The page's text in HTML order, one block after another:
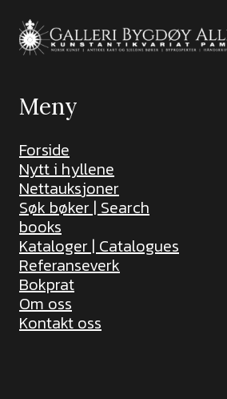
Meny
Forside
Nytt i hyllene
Nettauksjoner
Søk bøker | Search
books
Kataloger | Catalogues
Referanseverk
Bokprat
Om oss
Kontakt oss